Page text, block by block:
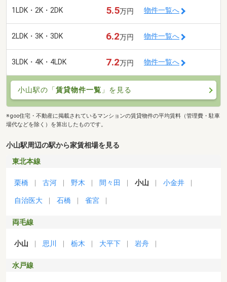
1LDK・2K・2DK 5.5万円 物件一覧へ
2LDK・3K・3DK 6.2万円 物件一覧へ
3LDK・4K・4LDK 7.2万円 物件一覧へ
小山駅の「賃貸物件一覧 」を見る
※goo住宅・不動産に掲載されているマンションの賃貸物件の平均賃料（管理費・駐車
場代などを除く）を算出したものです。
小山駅周辺の駅から家賃相場を見る
東北本線
栗橋 古河 野木 間々田 小山 小金井
自治医大 石橋 雀宮
両毛線
小山 思川 栃木 大平下 岩舟
水戸線